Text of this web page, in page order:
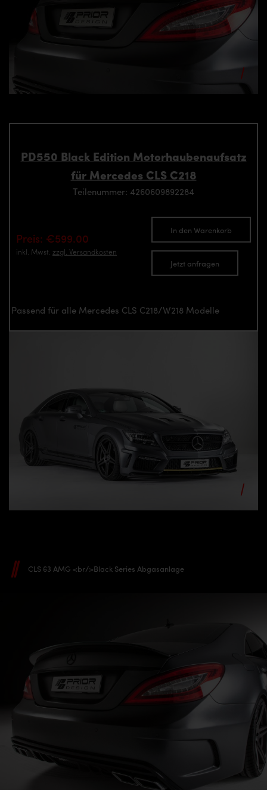
PD550 Black Edition Motorhaubenaufsatz
für Mercedes CLS C218
Teilenummer: 4260609892284
Preis: €599.00
inkl. Mwst. zzgl. Versandkosten
In den Warenkorb
Jetzt anfragen
Passend für alle Mercedes CLS C218/W218 Modelle
CLS 63 AMG <br/>Black Series Abgasanlage